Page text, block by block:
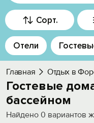
Избранное
История
Добавить
Сорт.
Отели
Главная Отдых в
Гостевые
бассейном
Найдено 0 вариантов